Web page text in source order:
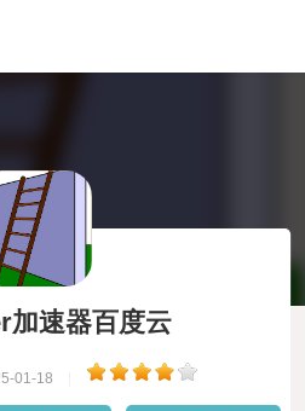
加速器百度云
01-18